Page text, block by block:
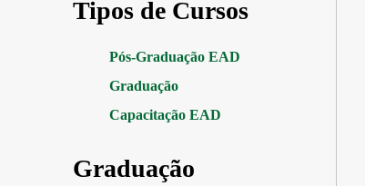
Tipos de Cursos
Pós-Graduação EAD
Graduação
Capacitação EAD
Graduação